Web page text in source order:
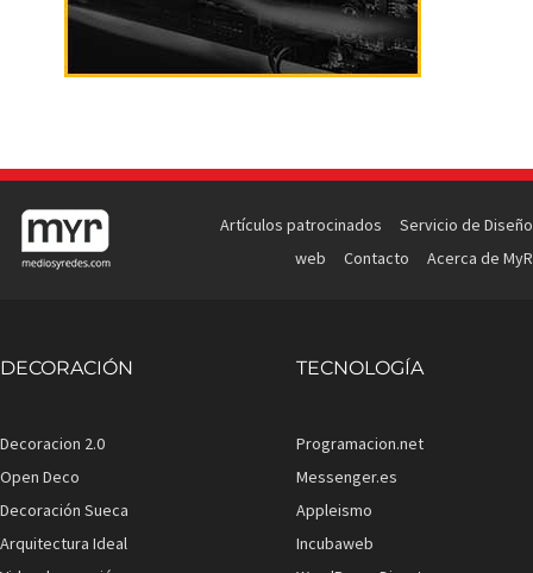
Artículos patrocinados
Servicio de Diseño
web
Contacto Acerca de MyR
DECORACIÓN
Decoracion 2.0
Open Deco
Decoración Sueca
Arquitectura Ideal
TECNOLOGÍA
Programacion.net
Messenger.es
Appleismo
Incubaweb